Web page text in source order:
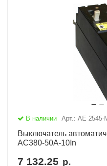
В наличии Арт.: АЕ 2545-
Выключатель
AC380-50А-10In
7 132.25 р.